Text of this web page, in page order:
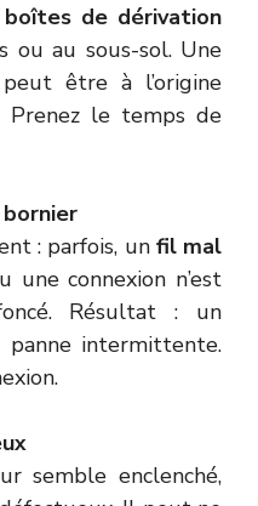
boîtes de dérivation
ou au sous-sol. Une
peut être à l’origine
Prenez le temps de
: parfois, un fil mal
une connexion n’est
Résultat : un
intermittente.
semble enclenché,